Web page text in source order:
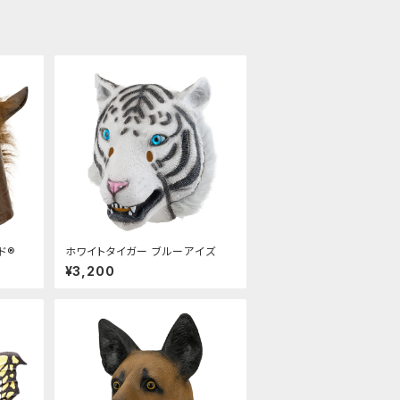
® ホワイトタイガー ブルーアイズ
¥3,200